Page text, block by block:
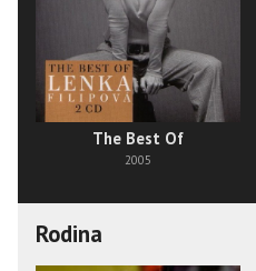
The Best Of
2005
Rodina